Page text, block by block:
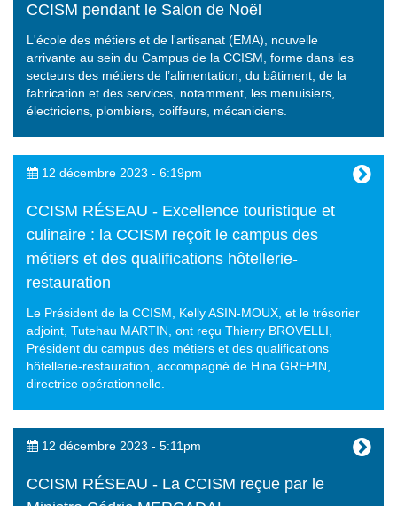
CCISM pendant le Salon de Noël
L'école des métiers et de l'artisanat (EMA), nouvelle
arrivante au sein du Campus de la CCISM, forme dans les
secteurs des métiers de l’alimentation, du bâtiment, de la
fabrication et des services, notamment, les menuisiers,
électriciens, plombiers, coiffeurs, mécaniciens.
12 décembre 2023 - 6:19pm
CCISM RÉSEAU - Excellence touristique et
culinaire : la CCISM reçoit le campus des
métiers et des qualifications hôtellerie-
restauration
Le Président de la CCISM, Kelly ASIN-MOUX, et le trésorier
adjoint, Tutehau MARTIN, ont reçu Thierry BROVELLI,
Président du campus des métiers et des qualifications
hôtellerie-restauration, accompagné de Hina GREPIN,
directrice opérationnelle.
12 décembre 2023 - 5:11pm
CCISM RÉSEAU - La CCISM reçue par le